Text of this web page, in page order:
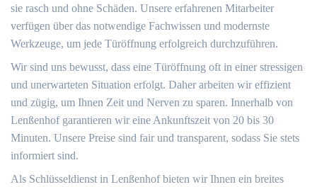
sie rasch und ohne Schäden. Unsere erfahrenen Mitarbeiter
verfügen über das notwendige Fachwissen und modernste
Werkzeuge, um jede Türöffnung erfolgreich durchzuführen.
Wir sind uns bewusst, dass eine Türöffnung oft in einer stressigen
und unerwarteten Situation erfolgt. Daher arbeiten wir effizient
und zügig, um Ihnen Zeit und Nerven zu sparen. Innerhalb von
Lenßenhof garantieren wir eine Ankunftszeit von 20 bis 30
Minuten. Unsere Preise sind fair und transparent, sodass Sie stets
informiert sind.
Als Schlüsseldienst in Lenßenhof bieten wir Ihnen ein breites